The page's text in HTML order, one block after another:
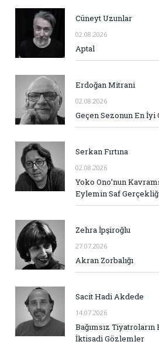
Cüneyt Uzunlar
02.08.2026
Aptal
Erdoğan Mitrani
02.08.2026
Geçen Sezonun En İyi
Serkan Fırtına
02.08.2026
Yoko Ono’nun
Eylemin Saf
Zehra İpşiroğlu
27.07.2026
Akran Zorbalığı
Sacit Hadi Akdede
14.07.2026
Bağımsız Tiyatroların
İktisadi Gözlemler